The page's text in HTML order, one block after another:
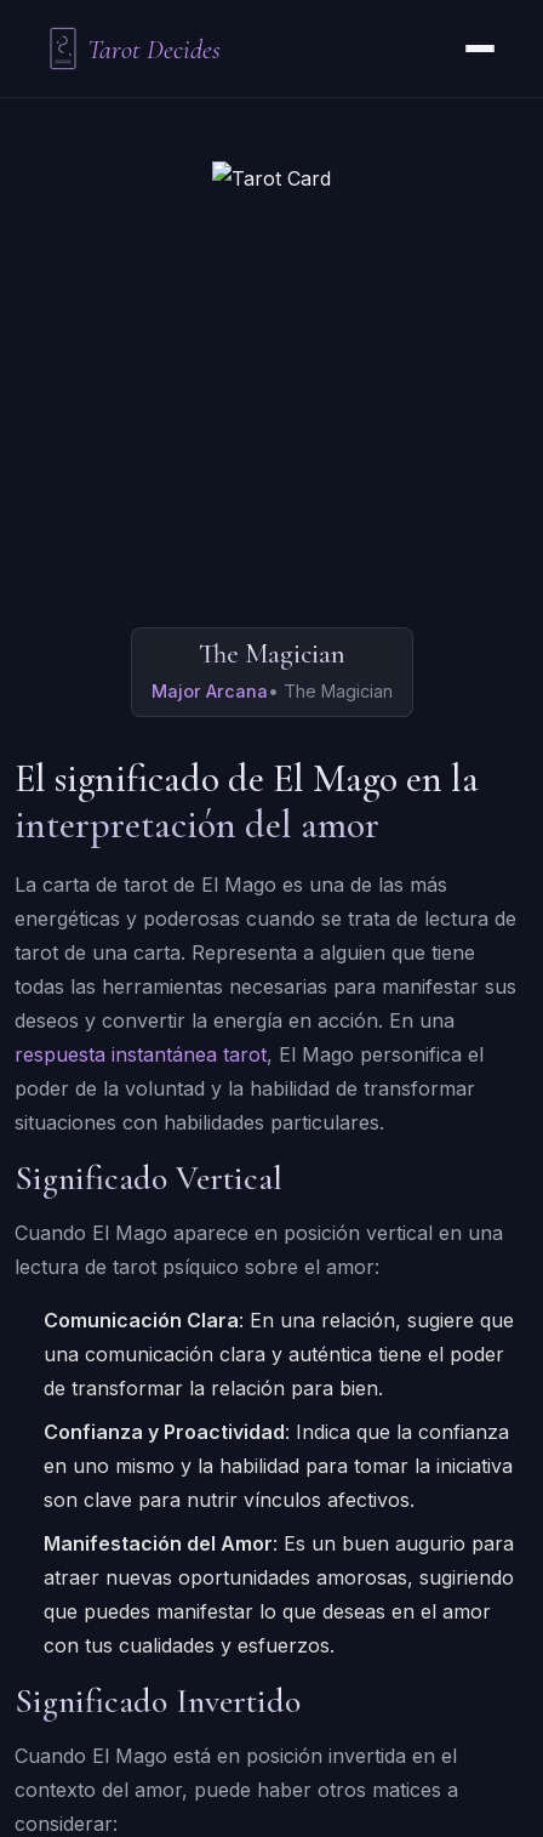
Tarot Decides
The Magician
Major Arcana• The Magician
El significado de El Mago en la
interpretación del amor
La carta de tarot de El Mago es una de las más
energéticas y poderosas cuando se trata de lectura de
tarot de una carta. Representa a alguien que tiene
todas las herramientas necesarias para manifestar sus
deseos y convertir la energía en acción. En una
respuesta instantánea tarot, El Mago personifica el
poder de la voluntad y la habilidad de transformar
situaciones con habilidades particulares.
Significado Vertical
Cuando El Mago aparece en posición vertical en una
lectura de tarot psíquico sobre el amor:
Comunicación Clara: En una relación, sugiere que
una comunicación clara y auténtica tiene el poder
de transformar la relación para bien.
Confianza y Proactividad: Indica que la confianza
en uno mismo y la habilidad para tomar la iniciativa
son clave para nutrir vínculos afectivos.
Manifestación del Amor: Es un buen augurio para
atraer nuevas oportunidades amorosas, sugiriendo
que puedes manifestar lo que deseas en el amor
con tus cualidades y esfuerzos.
Significado Invertido
Cuando El Mago está en posición invertida en el
contexto del amor, puede haber otros matices a
considerar: